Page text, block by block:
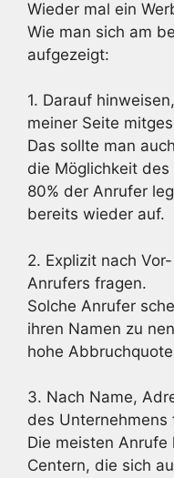
Wieder mal ein
Wie man sich am
aufgezeigt:
1. Darauf
meiner Seite
Das sollte man
die Möglichkeit
80% der Anrufer
bereits wieder auf.
2. Explizit nach
Anrufers fragen.
Solche Anrufer
ihren Namen zu
hohe
3. Nach Name,
des Unternehmens
Die meisten Anrufe
Centern, die sich